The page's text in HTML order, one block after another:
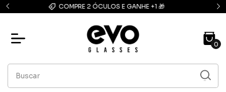
FRETE GRÁTIS: compras acima de R$139,90
0